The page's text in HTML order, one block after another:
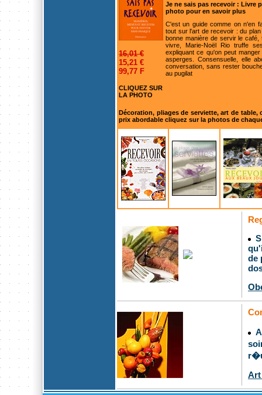
16,01 €
15,21 €
99,77 F
CLIQUEZ SUR
LA PHOTO
Je ne sais pas recevoir : Livre
photo pour en savoir plus
C'est un guide comme on n'en
tout sur l'art de recevoir : du
bonne manière de servir le
vivre, Marie-Noël Rio truffe
expliquant ce qu'on peut
asperges. Consensuelle, elle
conversation, sans rester
au pugilat
Décoration, pliages de serviette, art de
prix abordable cliquez sur la photos de
de
Art